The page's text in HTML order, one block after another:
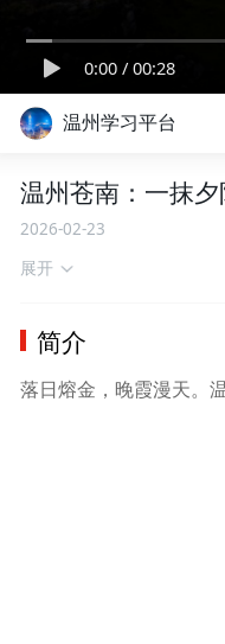
0:00/00:28
温州学习平台
温州苍南：一抹
2026-02-23
展开
简介
落日熔金，晚霞漫天。